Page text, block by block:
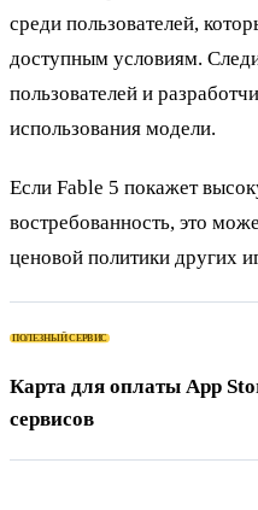
среди пользователей,
доступным условиям.
пользователей и
использования модели.
Если Fable 5 покажет
востребованность, это
ценовой политики других
ПОЛЕЗНЫЙ СЕРВИС
Карта для оплаты App
сервисов